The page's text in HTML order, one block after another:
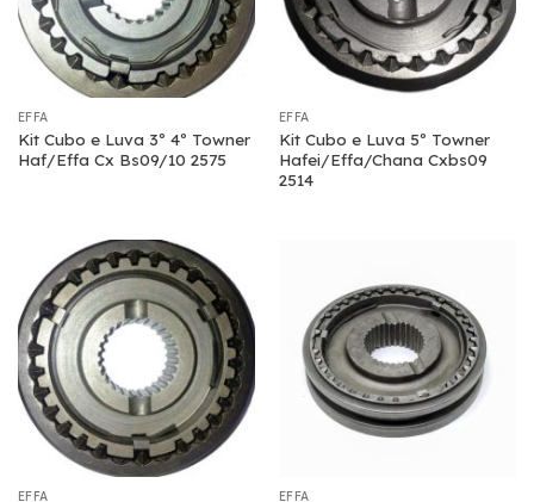
EFFA
Kit Cubo e Luva 3º 4º Towner
Haf/Effa Cx Bs09/10 2575
EFFA
Kit Cubo e Luva 5º Towner
Hafei/Effa/Chana Cxbs09
2514
EFFA EFFA